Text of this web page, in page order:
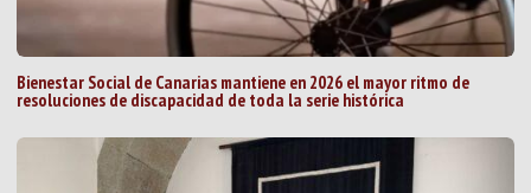
Bienestar Social de Canarias mantiene en 2026 el mayor ritmo de
resoluciones de discapacidad de toda la serie histórica